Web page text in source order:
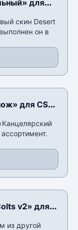
для
скин Desert
он в
для CSS
v2» для
из другой